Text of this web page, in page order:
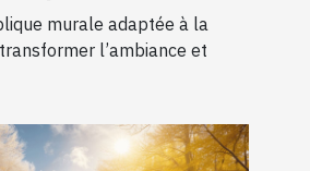
murale adaptée à la
l’ambiance et